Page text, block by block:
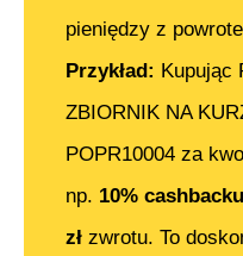
pieniędzy z
Przykład: Kupując
ZBIORNIK NA
POPR10004 za
np. 10% cashbacku
zł zwrotu. To